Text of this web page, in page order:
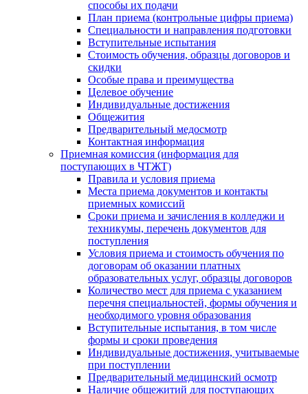
способы их подачи
План приема (контрольные цифры приема)
Специальности и направления подготовки
Вступительные испытания
Стоимость обучения, образцы договоров и
скидки
Особые права и преимущества
Целевое обучение
Индивидуальные достижения
Общежития
Предварительный медосмотр
Контактная информация
Приемная комиссия (информация для
поступающих в ЧТЖТ)
Правила и условия приема
Места приема документов и контакты
приемных комиссий
Сроки приема и зачисления в колледжи и
техникумы, перечень документов для
поступления
Условия приема и стоимость обучения по
договорам об оказании платных
образовательных услуг, образцы договоров
Количество мест для приема с указанием
перечня специальностей, формы обучения и
необходимого уровня образования
Вступительные испытания, в том числе
формы и сроки проведения
Индивидуальные достижения, учитываемые
при поступлении
Предварительный медицинский осмотр
Наличие общежитий для поступающих